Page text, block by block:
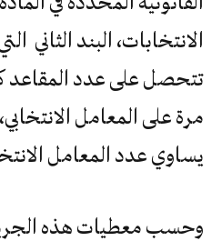
الانتخابات، البند الثاني
تتحصل على عدد
مرة على المعامل
يساوي عدد المعامل
وحسب معطيات هذه